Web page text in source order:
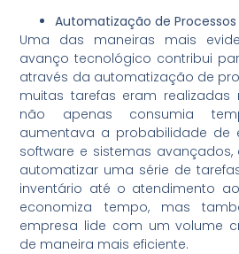
Automatização de Processos
Uma das maneiras mais
avanço tecnológico contribui
através da automatização de
muitas tarefas eram realizadas
não apenas consumia
aumentava a probabilidade de
software e sistemas
automatizar uma série de
inventário até o atendimento
economiza tempo, mas
empresa lide com um volume
de maneira mais eficiente.